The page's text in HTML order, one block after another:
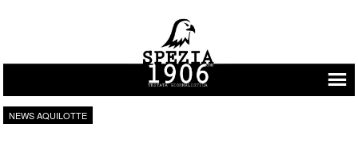
Vai al contenuto
NEWS AQUILOTTE